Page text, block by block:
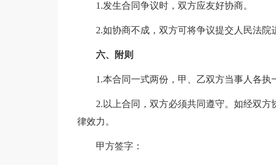
1.发生合同争议时，双方应友好协商。
2.如协商不成，双方可将争议提交人民法院
六、附则
1.本合同一式两份，甲、乙双方当事人各执
2.以上合同，双方必须共同遵守。如经双
律效力。
甲方签字：